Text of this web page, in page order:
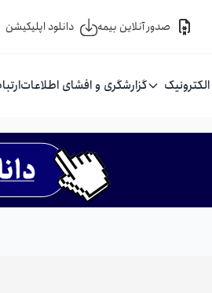
صدور آنلاین بیمه دانلود اپلیکیشن
گزارشگری و افشای اطلاعات